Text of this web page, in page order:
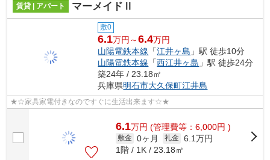
賃貸 | アパート マーメイドⅡ
敷0
6.1万円～6.4万円
山陽電鉄本線 「江井ヶ島 」駅 徒歩10分
山陽電鉄本線 「西江井ヶ島 」駅 徒歩24分
築24年 / 23.18㎡
兵庫県明石市大久保町江井島
★☆家具家電付きなのですぐに生活出来ます☆★
6.1万円 (管理費等：6,000円 )
敷金 0ヶ月 礼金 6.1万円
1階 / 1K / 23.18㎡